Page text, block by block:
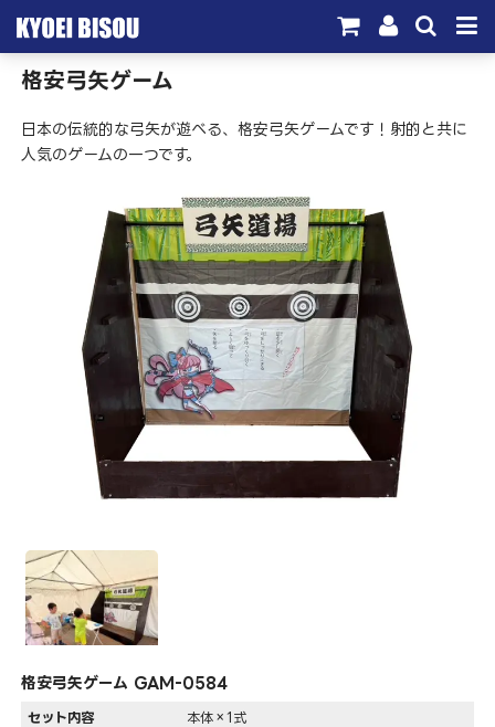
サービス
取引実績
会社概要
お問い合わせ
格安弓矢ゲーム
日本の伝統的な弓矢が遊べる、格安弓矢ゲームです！射的と共に
人気のゲームの一つです。
格安弓矢ゲーム GAM-0584
セット内容
本体×1式